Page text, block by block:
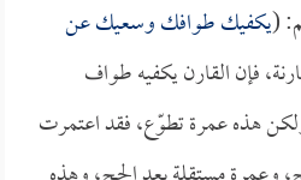
(يكفيك طوافك وسعيك عن
فإن القارن يكفيه طواف
هذه عمرة تطوّع، فقد اعتمرت